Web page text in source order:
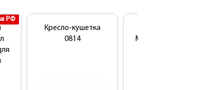
РФ
Кресло-кушетка
0814
ММКМ-2 (КО-154Д)